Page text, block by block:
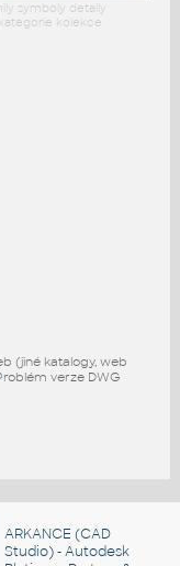
symboly detaily
kolekce
(jiné katalogy, web
verze DWG
ARKANCE (CAD
Studio) - Autodesk